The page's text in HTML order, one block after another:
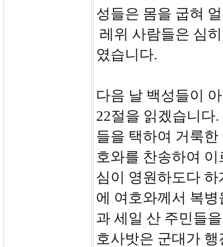
성들은 몸을 굽혀
레위 사람들은 심
였습니다.
다음 날 백성들이
22절을 읽겠습니다
들을 택하여 거룩
호와를 찬송하여
심이 영원하도다
에 여호와께서 복
과 세일 산 주민들
호사밧은 군대가